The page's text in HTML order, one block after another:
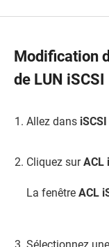
Modification
de LUN iSCSI
Allez dans
Cliquez surACL
La fenêtre ACL